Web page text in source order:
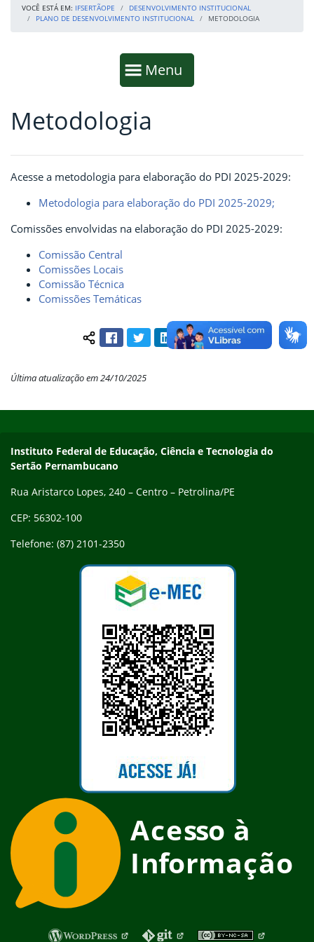
VOCÊ ESTÁ EM: IFSERTÃOPE
DESENVOLVIMENTO INSTITUCIONAL
PLANO DE DESENVOLVIMENTO INSTITUCIONAL
METODOLOGIA
Mostrar
Menu
Fim da navegação
Início do conteúdo
Metodologia
Acesse a metodologia para elaboração do PDI 2025-2029:
Metodologia para elaboração do PDI 2025-2029;
Comissões envolvidas na elaboração do PDI 2025-2029:
Comissão Central
Comissões Locais
Comissão Técnica
Comissões Temáticas
Compartilhar conteúdo:
FacebookTwitterLinkedInPinterestWhatsApp
Última atualização em 24/10/2025
Endereço
Instituto Federal de Educação, Ciência e Tecnologia do
Sertão Pernambucano
Rua Aristarco Lopes, 240 – Centro – Petrolina/PE
CEP: 56302-100
Telefone: (87) 2101-2350